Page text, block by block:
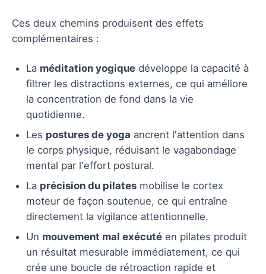
Ces deux chemins produisent des effets
complémentaires :
La méditation yogique développe la capacité à
filtrer les distractions externes, ce qui améliore
la concentration de fond dans la vie
quotidienne.
Les postures de yoga ancrent l'attention dans
le corps physique, réduisant le vagabondage
mental par l'effort postural.
La précision du pilates mobilise le cortex
moteur de façon soutenue, ce qui entraîne
directement la vigilance attentionnelle.
Un mouvement mal exécuté en pilates produit
un résultat mesurable immédiatement, ce qui
crée une boucle de rétroaction rapide et